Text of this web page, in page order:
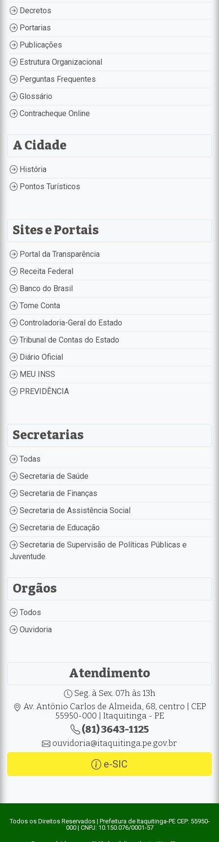
Decretos
Portarias
Publicações
Estrutura Organizacional
Perguntas Frequentes
Glossário
Contracheque Online
A Cidade
História
Pontos Turísticos
Sites e Portais
Portal da Transparência
Receita Federal
Banco do Brasil
Tome Conta
Controladoria-Geral do Estado
Tribunal de Contas do Estado
Diário Oficial
MEU INSS
PREVIDÊNCIA
Secretarias
Todas
Secretaria de Saúde
Secretaria de Finanças
Secretaria de Assistência Social
Secretaria de Educação
Secretaria de Supervisão de Políticas Públicas e
Juventude
Orgãos
Todos
Ouvidoria
Atendimento
Seg. à Sex. 07h às 13h
Av. Antônio Carlos de Almeida, 68, centro | CEP
55950-000 | Itaquitinga - PE
(81) 3643-1125
ouvidoria@itaquitinga.pe.gov.br
e-SIC
Todos os Direitos Reservados | Prefeitura de Itaquitinga-PE CEP: 55950-
000 | CNPJ: 10.150.076/0001-57